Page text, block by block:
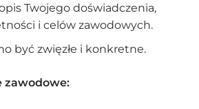
Twojego doświadczenia,
i celów zawodowych.
być zwięzłe i konkretne.
zawodowe: